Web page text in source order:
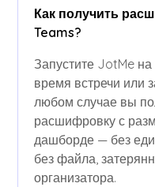
Как получить
Teams?
Запустите JotMe
время встречи или
любом случае вы
расшифровку с
дашборде — без
без файла,
организатора.